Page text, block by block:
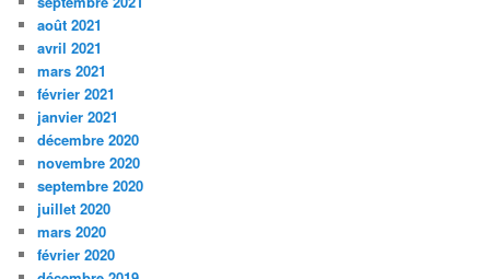
août 2021
avril 2021
mars 2021
février 2021
janvier 2021
décembre 2020
novembre 2020
septembre 2020
juillet 2020
mars 2020
février 2020